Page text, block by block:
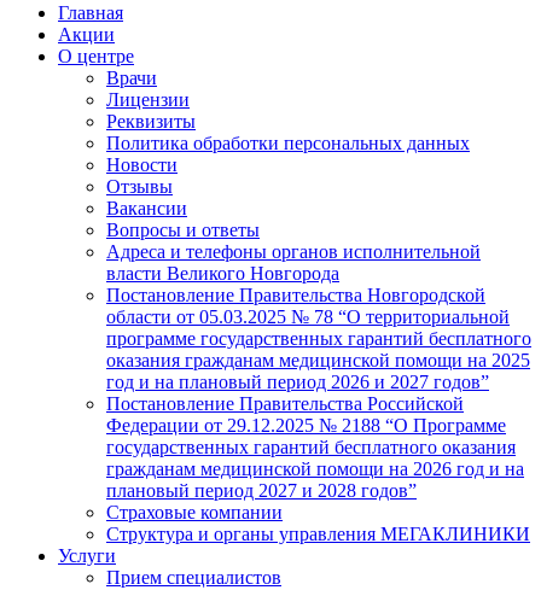
Главная
Акции
О центре
Врачи
Лицензии
Реквизиты
Политика обработки персональных данных
Новости
Отзывы
Вакансии
Вопросы и ответы
Адреса и телефоны органов исполнительной
власти Великого Новгорода
Постановление Правительства Новгородской
области от 05.03.2025 № 78 “О территориальной
программе государственных гарантий бесплатного
оказания гражданам медицинской помощи на 2025
год и на плановый период 2026 и 2027 годов”
Постановление Правительства Российской
Федерации от 29.12.2025 № 2188 “О Программе
государственных гарантий бесплатного оказания
гражданам медицинской помощи на 2026 год и на
плановый период 2027 и 2028 годов”
Страховые компании
Структура и органы управления МЕГАКЛИНИКИ
Услуги
Прием специалистов